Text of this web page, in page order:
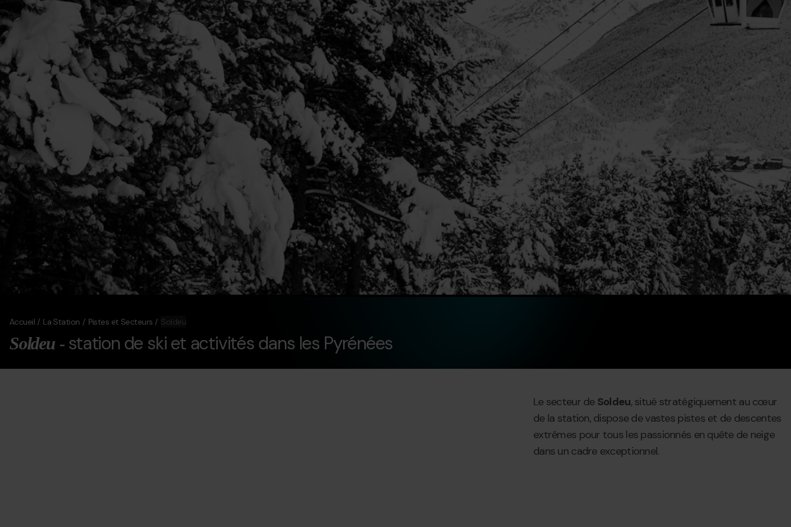
Accueil La Station Pistes et Secteurs Soldeu
Soldeu -station de ski et activités dans les Pyrénées
Le secteur de Soldeu, situé stratégiquement au cœur
de la station, dispose de vastes pistes et de descentes
extrêmes pour tous les passionnés en quête de neige
dans un cadre exceptionnel.